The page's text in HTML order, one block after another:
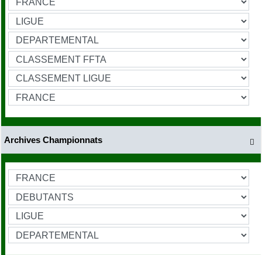

Archives Championnats